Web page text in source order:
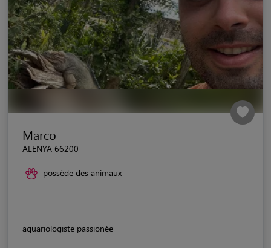
Marco
ALENYA 66200
possède des animaux
aquariologiste passionée